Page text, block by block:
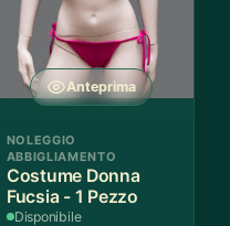
Anteprima
NOLEGGIO
ABBIGLIAMENTO
Costume Donna
Fucsia - 1 Pezzo
Disponibile